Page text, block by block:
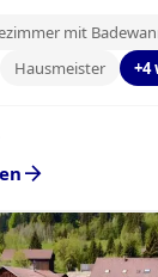
mit
Hausmeister +4
arrow_forward